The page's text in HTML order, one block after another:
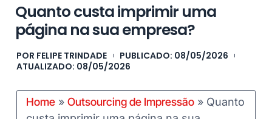
Quanto custa imprimir uma
página na sua empresa?
POR FELIPE TRINDADE PUBLICADO: 08/05/2026
ATUALIZADO: 08/05/2026
Home » Outsourcing de Impressão » Quanto